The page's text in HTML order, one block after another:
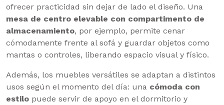
ofrecer practicidad sin dejar de lado el diseño. Una
mesa de centro elevable con compartimento de
almacenamiento, por ejemplo, permite cenar
cómodamente frente al sofá y guardar objetos como
mantas o controles, liberando espacio visual y físico.
Además, los muebles versátiles se adaptan a distintos
usos según el momento del día: una cómoda con
estilo puede servir de apoyo en el dormitorio y